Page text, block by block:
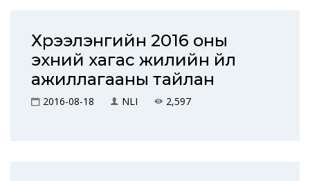
Хүрээлэнгийн 2016 оны
эхний хагас жилийн үйл
ажиллагааны тайлан
2016-08-18 NLI 2,597